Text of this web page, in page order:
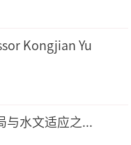
Kongjian Yu
与水文适应之...